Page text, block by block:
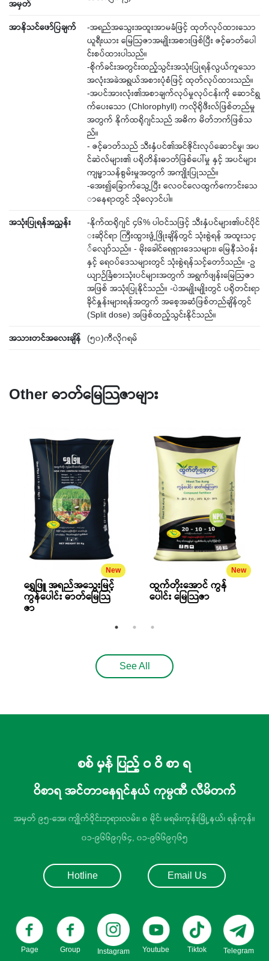
အမှတ်
အာနိသင်ဖော်ပြချက်
-အရည်အ‌သွေးအထူးအာမခံဖြင့် ထုတ်လုပ်ထား‌သော
ယူရီးယား‌ မြေဩဇာအမျိုးအစားဖြစ်ပြီး ဇင့်ဓာတ်ပေါ
င်းစပ်ထားပါသည်။
-စိုက်ခင်းအတွင်းထည့်သွင်းအသုံးပြုရန်လွယ်ကူ‌သော
အလုံးအခဲအရွယ်အစားပုံစံဖြင့် ထုတ်လုပ်ထားသည်။
-အပင်အားလုံး၏အစာချက်လုပ်မှုလုပ်ငန်းကို ‌ဆောင်ရွ
က်‌ပေး‌သော (Chlorophyll) ကလိုရိုဖီးလ်ဖြစ်တည်မှု
အတွက် နိုက်ထရိုဂျင်သည် အဓိက မိတ်ဘက်ဖြစ်သ
ည်။
- ဇင့်ဓာတ်သည် သီးနှံပင်၏အင်ဇိုင်းလုပ်ဆောင်မှု၊ အပ
င်ဆဲလ်များ၏ ပရိုတိန်းဓာတ်ဖြစ်ပေါ်မှု နှင့် အပင်များ
ကျမ္မာသန်စွမ်းမှုအတွက် အကျိုးပြုသည်။
-‌အေး၍‌ခြောက်‌သွေ့ပြီး ‌လေဝင်‌လေထွက်‌ကောင်း‌သေ
ာ‌နေရာတွင် သို‌လှောင်ပါ။
အသုံးပြုရန်အညွှန်း
-နိုက်ထရိုဂျင် ၄၆% ပါဝင်သဖြင့် သီးနှံပင်များ၏ပင်ပိုင်
းဆိုင်ရာ ကြီးထွားဖွံ့ဖြိုးချိန်တွင် သုံးစွဲရန် အထူးသင့
်‌လျော်သည်။ - မိုးခေါင်ရေရှားဒေသများ၊ မြေနီသဲဝန်း
နှင့် ရေဝပ်ဒေသများတွင် သုံးစွဲရန်သင့်တော်သည်။ -ဥ
ယျာဉ်ခြံစားသုံးပင်များအတွက် အရွက်ဖျန်း‌မြေဩဇာ
အဖြစ် အသုံးပြုနိုင်သည်။ -ပဲအမျိုးမျိုးတွင် ပရိုတင်းရာ
ခိုင်နှုန်းများရန်အတွက် အ‌စေ့အဆံဖြစ်တည်ချိန်တွင်
(Split dose) အဖြစ်ထည့်သွင်းနိုင်သည်။
အသားတင်အ‌လေးချိန် (၅၀)ကီလိုဂရမ်
Other ဓာတ်မြေသြဇာများ
New
ရွှေဖြူ အရည်အသွေးမြင့်
ကွန်ပေါင်း ဓာတ်မြေသြ
ဇာ
New
ထွက်တိုးအောင် ကွန်
ပေါင်း မြေသြဇာ
See All
စစ် မှန် ပြည့် ဝ ဝိ စာ ရ
ဝိစာရ အင်တာနေရှင်နယ် ကုမ္ပဏီ လီမိတက်
အမှတ် ၉၅-အေ၊ ကျိုက်ဝိုင်းဘုရားလမ်း၊ ၈ မိုင်၊ မရမ်းကုန်းမြို့နယ်၊ ရန်ကုန်။
၀၁-၉၆၆၉၇၆၄, ၀၁-၉၆၆၉၇၆၅
Hotline Email Us
Page Group Instagram Youtube Tiktok Telegram